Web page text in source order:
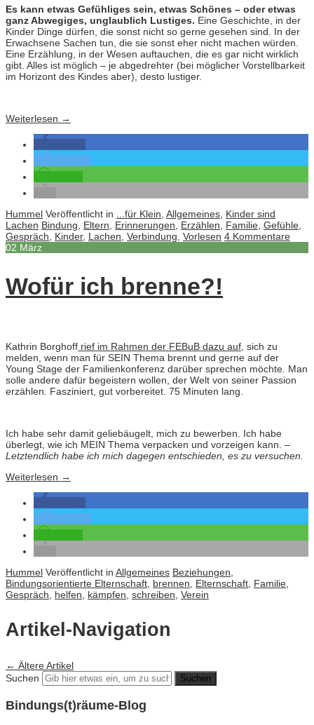
Es kann etwas Gefühliges sein, etwas Schönes – oder etwas
ganz Abwegiges, unglaublich Lustiges. Eine Geschichte, in der
Kinder Dinge dürfen, die sonst nicht so gerne gesehen sind. In der
Erwachsene Sachen tun, die sie sonst eher nicht machen würden.
Eine Erzählung, in der Wesen auftauchen, die es gar nicht wirklich
gibt. Alles ist möglich – je abgedrehter (bei möglicher Vorstellbarkeit
im Horizont des Kindes aber), desto lustiger.
Weiterlesen →
Hummel Veröffentlicht in ...für Klein Allgemeines Kinder sind
Lachen Bindung Eltern Erinnerungen Erzählen Familie Gefühle
Gespräch
Kinder, Lachen Verbindung Vorlesen 4 Kommentare
02 März
Wofür ich brenne?!
Kathrin Borghoff rief im Rahmen der FEBuB dazu auf , sich zu
melden, wenn man für SEIN Thema brennt und gerne auf der
Young Stage der Familienkonferenz darüber sprechen möchte. Man
solle andere dafür begeistern wollen, der Welt von seiner Passion
erzählen. Fasziniert, gut vorbereitet. 75 Minuten lang.
Ich habe sehr damit geliebäugelt, mich zu bewerben. Ich habe
überlegt, wie ich MEIN Thema verpacken und vorzeigen kann. –
Letztendlich habe ich mich dagegen entschieden, es zu versuchen.
Weiterlesen →
Hummel Veröffentlicht in Allgemeines Beziehungen
Bindungsorientierte Elternschaft brennen Elternschaft Familie
Gespräch
helfen kämpfen schreiben Verein
Artikel-Navigation
← Ältere Artikel
Suchen
Bindungs(t)räume-Blog